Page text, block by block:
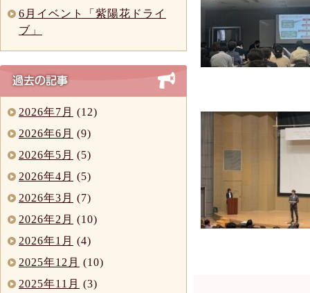
6月イベント「紫陽花ドライ
ブ」
2026年7月 (12)
2026年6月 (9)
2026年5月 (5)
2026年4月 (5)
2026年3月 (7)
2026年2月 (10)
2026年1月 (4)
2025年12月 (10)
2025年11月 (3)